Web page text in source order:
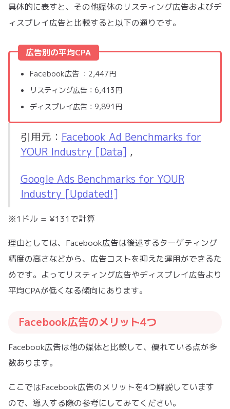
具体的に表すと、その他媒体のリスティング広告およびデ
ィスプレイ広告と比較すると以下の通りです。
広告別の平均CPA
Facebook広告 ：2,447円
リスティング広告：6,413円
ディスプレイ広告：9,891円
引用元： Facebook Ad Benchmarks for
YOUR Industry [Data] ,
Google Ads Benchmarks for YOUR
Industry [Updated!]
※1ドル = ¥131で計算
理由としては、Facebook広告は後述するターゲティング
精度の高さなどから、広告コストを抑えた運用ができるた
めです。よってリスティング広告やディスプレイ広告より
平均CPAが低くなる傾向にあります。
Facebook広告のメリット4つ
Facebook広告は他の媒体と比較して、優れている点が多
数あります。
ここではFacebook広告のメリットを4つ解説しています
ので、導入する際の参考にしてみてください。